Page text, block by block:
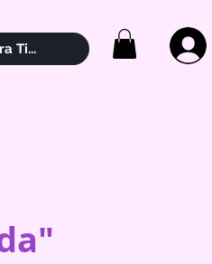
Ti...